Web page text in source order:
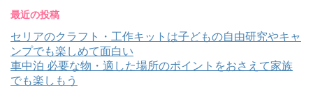
最近の投稿
セリアのクラフト・工作キットは子どもの自由研究やキャ
ンプでも楽しめて面白い
車中泊 必要な物・適した場所のポイントをおさえて家族
でも楽しもう